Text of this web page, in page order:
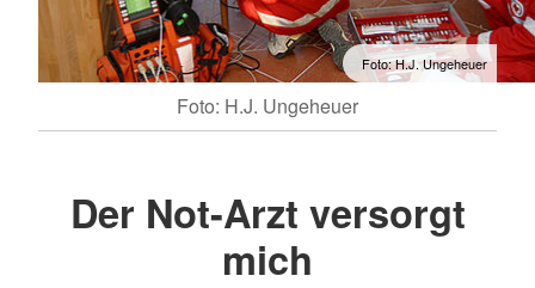
Foto: H.J. Ungeheuer
Foto: H.J. Ungeheuer
Der Not-Arzt versorgt
mich